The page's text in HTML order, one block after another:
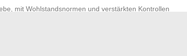
mit Wohlstandsnormen und verstärkten Kontrollen